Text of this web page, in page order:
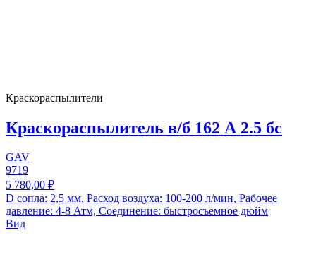
Краскораспылители
Краскораспылитель в/б 162 А 2.5 бс
GAV
9719
5 780,00 ₽
D сопла: 2,5 мм, Расход воздуха: 100-200 л/мин, Рабочее
давление: 4-8 Атм, Соединение: быстросъемное дюйм
Вид